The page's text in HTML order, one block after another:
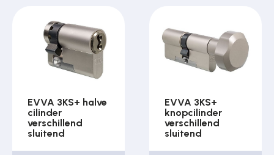
EVVA 3KS+ halve
cilinder
verschillend
sluitend
EVVA 3KS+
knopcilinder
verschillend
sluitend